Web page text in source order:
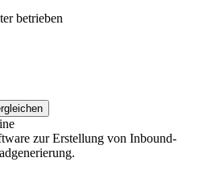
betrieben
zur Erstellung von Inbound-